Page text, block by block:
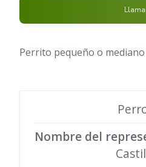
Perrito pequeño o mediano
Nombre del